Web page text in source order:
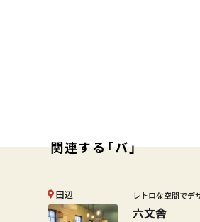
関連する「バ」
田辺 レトロな空間でデ
六文舎